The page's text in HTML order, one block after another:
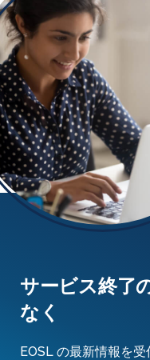
サービス終了
なく
EOSL の最新情報を受